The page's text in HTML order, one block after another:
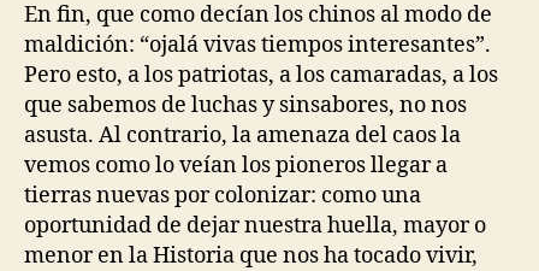
En fin, que como decían los chinos al modo de
maldición: “ojalá vivas tiempos interesantes”.
Pero esto, a los patriotas, a los camaradas, a los
que sabemos de luchas y sinsabores, no nos
asusta. Al contrario, la amenaza del caos la
vemos como lo veían los pioneros llegar a
tierras nuevas por colonizar: como una
oportunidad de dejar nuestra huella, mayor o
menor en la Historia que nos ha tocado vivir,